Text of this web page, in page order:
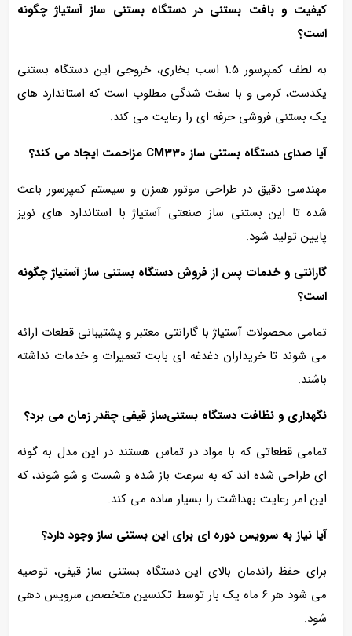
کیفیت و بافت بستنی در دستگاه بستنی‌ ساز آستیاژ چگونه
است؟
به لطف کمپرسور ۱.۵ اسب بخاری، خروجی این دستگاه بستنی
یکدست، کرمی و با سفت‌ شدگی مطلوب است که استاندارد های
یک بستنی‌ فروشی حرفه‌ ای را رعایت می‌ کند.
آیا صدای دستگاه بستنی‌ ساز CM330 مزاحمت ایجاد می‌ کند؟
مهندسی دقیق در طراحی موتور همزن و سیستم کمپرسور باعث
شده تا این بستنی‌ ساز صنعتی آستیاژ با استاندارد های نویز
پایین تولید شود.
گارانتی و خدمات پس از فروش دستگاه بستنی‌ ساز آستیاژ چگونه
است؟
تمامی محصولات آستیاژ با گارانتی معتبر و پشتیبانی قطعات ارائه
می‌ شوند تا خریداران دغدغه‌ ای بابت تعمیرات و خدمات نداشته
باشند.
نگهداری و نظافت دستگاه بستنی‌ساز قیفی چقدر زمان می‌ برد؟
تمامی قطعاتی که با مواد در تماس هستند در این مدل به‌ گونه‌
ای طراحی شده‌ اند که به سرعت باز شده و شست‌ و شو شوند، که
این امر رعایت بهداشت را بسیار ساده می‌ کند.
آیا نیاز به سرویس دوره‌ ای برای این بستنی‌ ساز وجود دارد؟
برای حفظ راندمان بالای این دستگاه بستنی‌ ساز قیفی، توصیه
می‌ شود هر ۶ ماه یک‌ بار توسط تکنسین متخصص سرویس‌ دهی
شود.